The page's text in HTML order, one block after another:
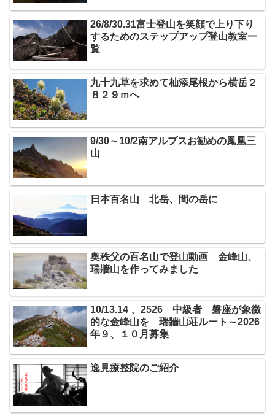
26/8/30.31富士登山を笑顔で上り下り
するためのステップアップ登山教室一
覧
九十九草を求めて杣添尾根から横岳２
８２９ｍへ
9/30～10/2南アルプスお勧めの鳳凰三
山
日本百名山 北岳、間の岳に
奥秩父の百名山で登山動画 金峰山、
瑞牆山を作ってみました
10/13.14 、2526 中級者 磐座が象徴
的な金峰山を 瑞牆山荘ルート～2026
年９、１０月募集
逸見療整院のご紹介